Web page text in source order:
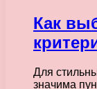
Как
Для
значима